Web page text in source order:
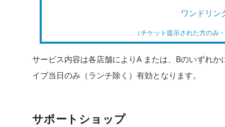
ワンドリン
（チケット提示された方のみ
サービス内容は各店舗によりA または、Bのいずれ
イブ当日のみ（ランチ除く）有効となります。
サポートショップ